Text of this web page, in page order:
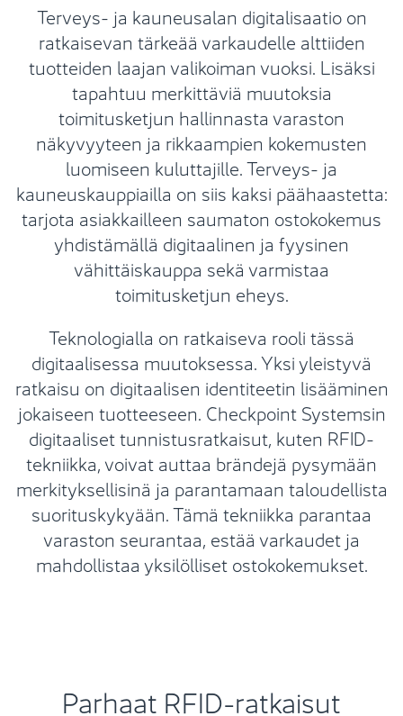
Terveys- ja kauneusalan digitalisaatio on
ratkaisevan tärkeää varkaudelle alttiiden
tuotteiden laajan valikoiman vuoksi. Lisäksi
tapahtuu merkittäviä muutoksia
toimitusketjun hallinnasta varaston
näkyvyyteen ja rikkaampien kokemusten
luomiseen kuluttajille. Terveys- ja
kauneuskauppiailla on siis kaksi päähaastetta:
tarjota asiakkailleen saumaton ostokokemus
yhdistämällä digitaalinen ja fyysinen
vähittäiskauppa sekä varmistaa
toimitusketjun eheys.
Teknologialla on ratkaiseva rooli tässä
digitaalisessa muutoksessa. Yksi yleistyvä
ratkaisu on digitaalisen identiteetin lisääminen
jokaiseen tuotteeseen. Checkpoint Systemsin
digitaaliset tunnistusratkaisut, kuten RFID-
tekniikka, voivat auttaa brändejä pysymään
merkityksellisinä ja parantamaan taloudellista
suorituskykyään. Tämä tekniikka parantaa
varaston seurantaa, estää varkaudet ja
mahdollistaa yksilölliset ostokokemukset.
Parhaat RFID-ratkaisut